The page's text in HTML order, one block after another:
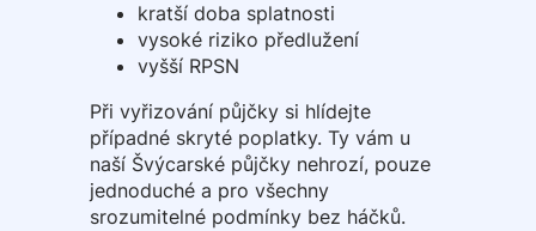
kratší doba splatnosti
vysoké riziko předlužení
vyšší RPSN
Při vyřizování půjčky si hlídejte
případné skryté poplatky. Ty vám u
naší Švýcarské půjčky nehrozí, pouze
jednoduché a pro všechny
srozumitelné podmínky bez háčků.